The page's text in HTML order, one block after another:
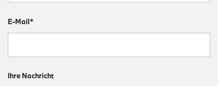
E-Mail*
Ihre Nachricht